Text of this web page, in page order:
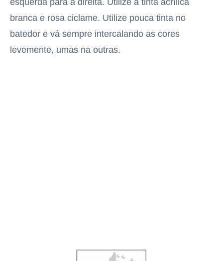
esquerda para a direita. Utilize a tinta acrílica
branca e rosa ciclame. Utilize pouca tinta no
batedor e vá sempre intercalando as cores
levemente, umas na outras.